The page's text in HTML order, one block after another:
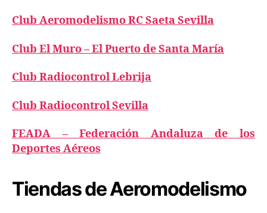
Club Aeromodelismo RC Saeta Sevilla
Club El Muro – El Puerto de Santa María
Club Radiocontrol Lebrija
Club Radiocontrol Sevilla
FEADA – Federación Andaluza de los
Deportes Aéreos
Tiendas de Aeromodelismo